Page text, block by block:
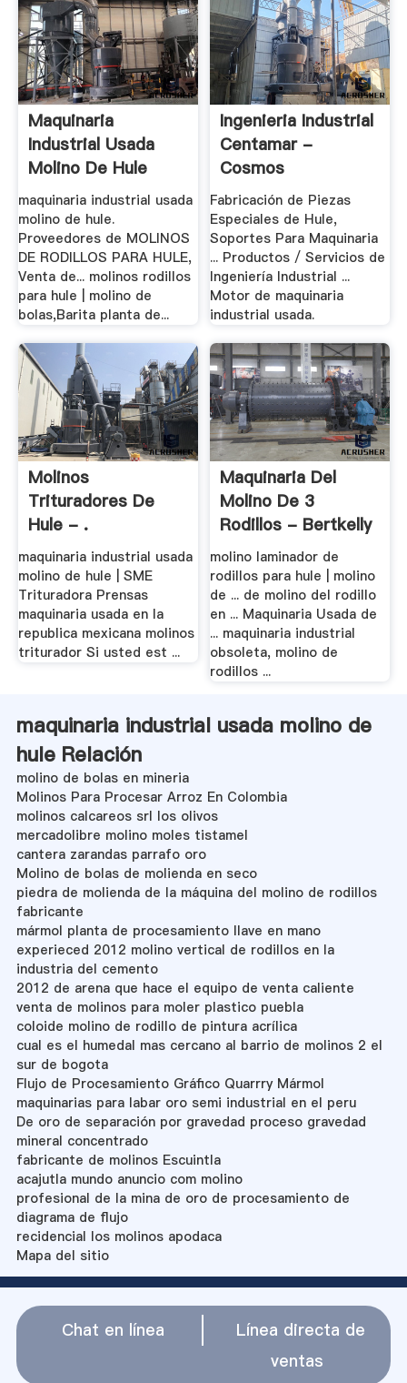
Maquinaria
Industrial Usada
Molino De Hule
maquinaria industrial usada
molino de hule.
Proveedores de MOLINOS
DE RODILLOS PARA HULE,
Venta de... molinos rodillos
para hule | molino de
bolas,Barita planta de...
Ingenieria Industrial
Centamar -
Cosmos
Fabricación de Piezas
Especiales de Hule,
Soportes Para Maquinaria
... Productos / Servicios de
Ingeniería Industrial ...
Motor de maquinaria
industrial usada.
Molinos
Trituradores De
Hule - .
maquinaria industrial usada
molino de hule | SME
Trituradora Prensas
maquinaria usada en la
republica mexicana molinos
triturador Si usted est ...
Maquinaria Del
Molino De 3
Rodillos - Bertkelly
molino laminador de
rodillos para hule | molino
de ... de molino del rodillo
en ... Maquinaria Usada de
... maquinaria industrial
obsoleta, molino de
rodillos ...
maquinaria industrial usada molino de
hule Relación
molino de bolas en mineria
Molinos Para Procesar Arroz En Colombia
molinos calcareos srl los olivos
mercadolibre molino moles tistamel
cantera zarandas parrafo oro
Molino de bolas de molienda en seco
piedra de molienda de la máquina del molino de rodillos
fabricante
mármol planta de procesamiento llave en mano
experieced 2012 molino vertical de rodillos en la
industria del cemento
2012 de arena que hace el equipo de venta caliente
venta de molinos para moler plastico puebla
coloide molino de rodillo de pintura acrílica
cual es el humedal mas cercano al barrio de molinos 2 el
sur de bogota
Flujo de Procesamiento Gráfico Quarrry Mármol
maquinarias para labar oro semi industrial en el peru
De oro de separación por gravedad proceso gravedad
mineral concentrado
fabricante de molinos Escuintla
acajutla mundo anuncio com molino
profesional de la mina de oro de procesamiento de
diagrama de flujo
recidencial los molinos apodaca
Mapa del sitio
Chat en línea
Línea directa de
ventas